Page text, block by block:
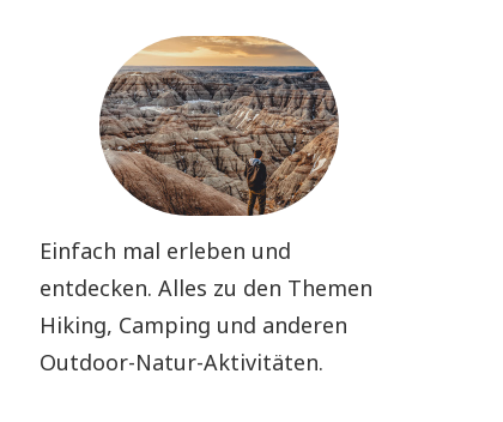
Einfach mal erleben und
entdecken. Alles zu den Themen
Hiking, Camping und anderen
Outdoor-Natur-Aktivitäten.